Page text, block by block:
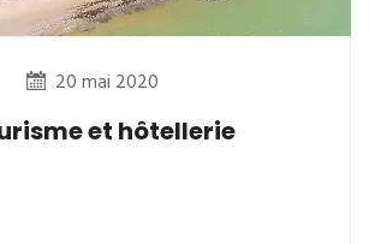
20 mai 2020
et hôtellerie